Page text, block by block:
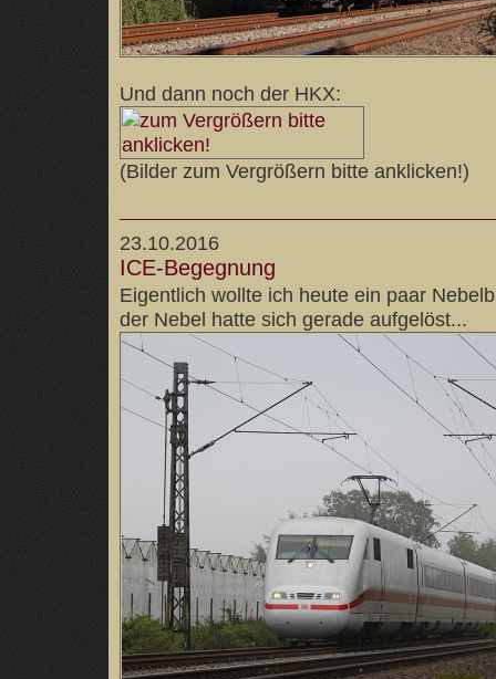
Und dann noch der HKX:
(Bilder zum Vergrößern bitte anklicken!)
23.10.2016
ICE-Begegnung
Eigentlich wollte ich heute ein paar
der Nebel hatte sich gerade aufgelöst...